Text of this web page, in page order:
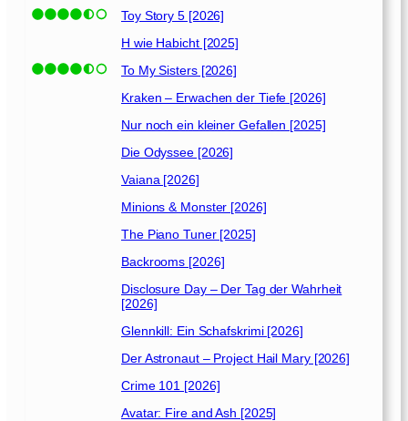
Toy Story 5 [2026]
H wie Habicht [2025]
To My Sisters [2026]
Kraken – Erwachen der Tiefe [2026]
Nur noch ein kleiner Gefallen [2025]
Die Odyssee [2026]
Vaiana [2026]
Minions & Monster [2026]
The Piano Tuner [2025]
Backrooms [2026]
Disclosure Day – Der Tag der Wahrheit
[2026]
Glennkill: Ein Schafskrimi [2026]
Der Astronaut – Project Hail Mary [2026]
Crime 101 [2026]
Avatar: Fire and Ash [2025]